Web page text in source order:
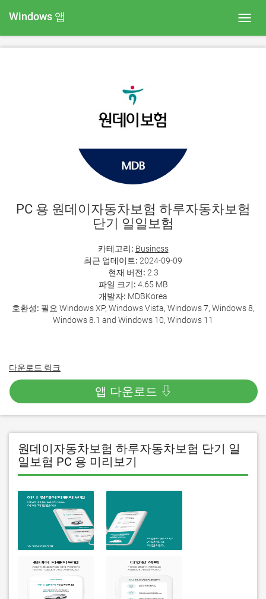
Windows 앱
PC 용 원데이자동차보험 하루자동차보험
단기 일일보험
카테고리: Business
최근 업데이트: 2024-09-09
현재 버전: 2.3
파일 크기: 4.65 MB
개발자: MDBKorea
호환성: 필요 Windows XP, Windows Vista, Windows 7, Windows 8,
Windows 8.1 and Windows 10, Windows 11
다운로드 링크
앱 다운로드 ⇩
원데이자동차보험 하루자동차보험 단기 일
일보험 PC 용 미리보기